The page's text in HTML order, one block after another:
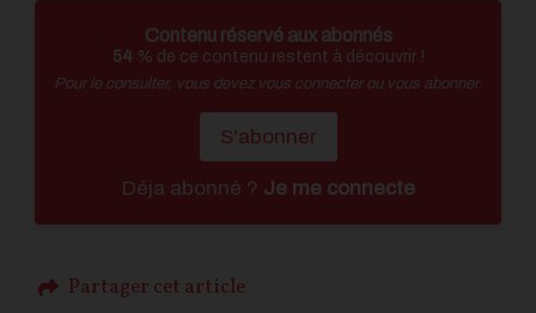
Contenu réservé aux abonnés
54 % de ce contenu restent à découvrir !
Pour le consulter, vous devez vous connecter ou vous abonner.
S'abonner
Déja abonné ? Je me connecte
Partager cet article